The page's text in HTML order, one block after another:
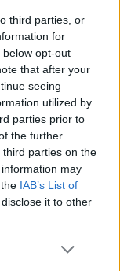
third parties, or
for
opt-out
that after your
seeing
utilized by
parties prior to
the further
parties on the
may
IAB’s List of
it to other
or more Google
terápia:
illetve
el kell
az én
van.